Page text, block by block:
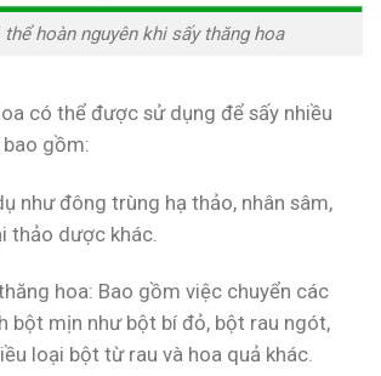
hoàn nguyên khi sấy thăng hoa
có thể được sử dụng để sấy nhiều
bao gồm:
như đông trùng hạ thảo, nhân sâm,
thảo dược khác.
hoa: Bao gồm việc chuyển các
bột mịn như bột bí đỏ, bột rau ngót,
loại bột từ rau và hoa quả khác.